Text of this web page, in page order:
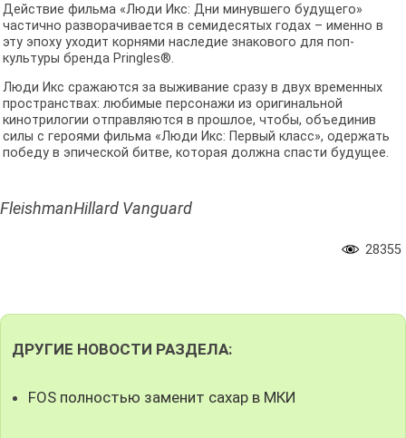
Действие фильма «Люди Икс: Дни минувшего будущего»
частично разворачивается в семидесятых годах – именно в
эту эпоху уходит корнями наследие знакового для поп-
культуры бренда Pringles®.
Люди Икс сражаются за выживание сразу в двух временных
пространствах: любимые персонажи из оригинальной
кинотрилогии отправляются в прошлое, чтобы, объединив
силы с героями фильма «Люди Икс: Первый класс», одержать
победу в эпической битве, которая должна спасти будущее.
FleishmanHillard Vanguard
28355
ДРУГИЕ НОВОСТИ РАЗДЕЛА:
FOS полностью заменит сахар в МКИ